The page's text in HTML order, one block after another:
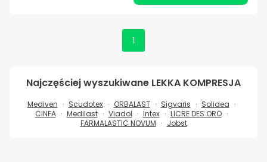
1
Najczęściej wyszukiwane LEKKA KOMPRESJA
Mediven Scudotex ORBALAST Sigvaris
Solidea
CINFA
Medilast Viadol Intex
LICRE DES ORO
FARMALASTIC NOVUM
Jobst